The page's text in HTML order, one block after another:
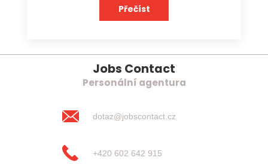
Přečíst
Jobs Contact
Personální agentura
dotaz@jobscontact.cz
+420 602 642 915